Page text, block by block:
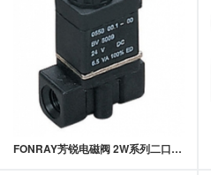
FONRAY芳锐电磁阀 2W系列二口二位直动式电磁阀